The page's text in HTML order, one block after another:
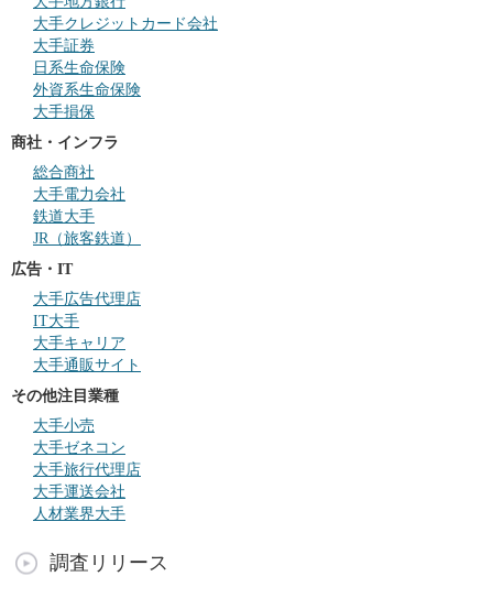
大手クレジットカード会社
大手証券
日系生命保険
外資系生命保険
大手損保
商社・インフラ
総合商社
大手電力会社
鉄道大手
JR（旅客鉄道）
広告・IT
大手広告代理店
IT大手
大手キャリア
大手通販サイト
その他注目業種
大手小売
大手ゼネコン
大手旅行代理店
大手運送会社
人材業界大手
調査リリース